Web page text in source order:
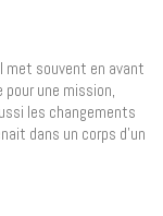
met souvent en avant
une mission,
les changements
dans un corps d’un